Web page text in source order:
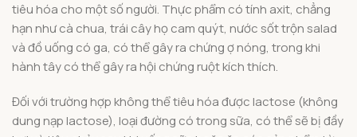
tiêu hóa cho một số người. Thực phẩm có tính axit, chẳng
hạn như cà chua, trái cây họ cam quýt, nước sốt trộn salad
và đồ uống có ga, có thể gây ra chứng ợ nóng, trong khi
hành tây có thể gây ra hội chứng ruột kích thích.
Đối với trường hợp không thể tiêu hóa được lactose (không
dung nạp lactose), loại đường có trong sữa, có thể sẽ bị đầy